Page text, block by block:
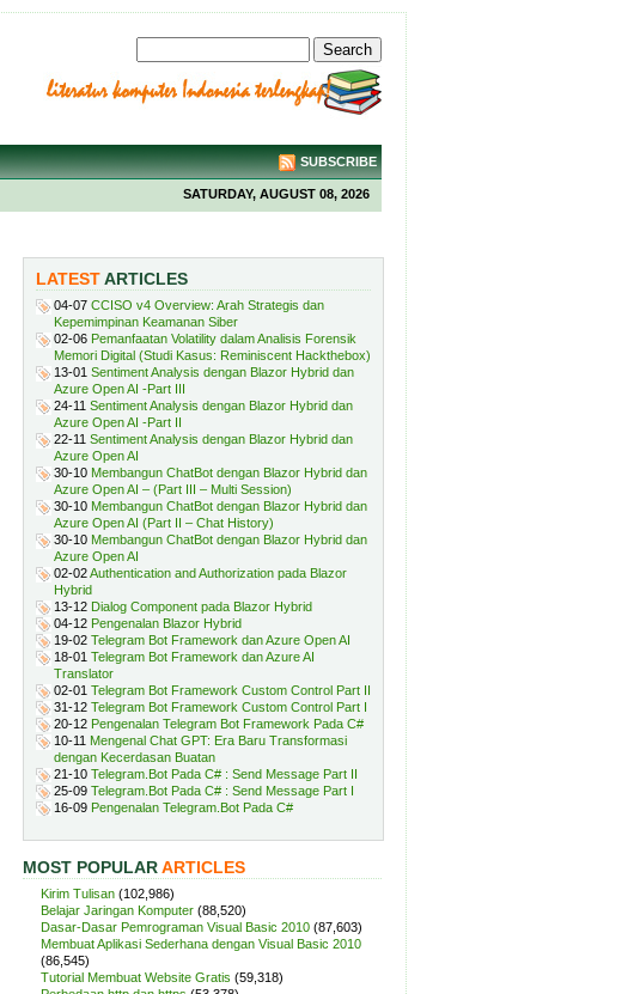
SUBSCRIBE
SATURDAY, AUGUST 08, 2026
LATESTARTICLES
04-07 CCISO v4 Overview: Arah Strategis dan
Kepemimpinan Keamanan Siber
02-06 Pemanfaatan Volatility dalam Analisis Forensik
Memori Digital (Studi Kasus: Reminiscent Hackthebox)
13-01 Sentiment Analysis dengan Blazor Hybrid dan
Azure Open AI -Part III
24-11 Sentiment Analysis dengan Blazor Hybrid dan
Azure Open AI -Part II
22-11 Sentiment Analysis dengan Blazor Hybrid dan
Azure Open AI
30-10 Membangun ChatBot dengan Blazor Hybrid dan
Azure Open AI – (Part III – Multi Session)
30-10 Membangun ChatBot dengan Blazor Hybrid dan
Azure Open AI (Part II – Chat History)
30-10 Membangun ChatBot dengan Blazor Hybrid dan
Azure Open AI
02-02Authentication and Authorization pada Blazor
Hybrid
13-12 Dialog Component pada Blazor Hybrid
04-12 Pengenalan Blazor Hybrid
19-02 Telegram Bot Framework dan Azure Open AI
18-01 Telegram Bot Framework dan Azure AI
Translator
02-01 Telegram Bot Framework Custom Control Part II
31-12 Telegram Bot Framework Custom Control Part I
20-12 Pengenalan Telegram Bot Framework Pada C#
10-11 Mengenal Chat GPT: Era Baru Transformasi
dengan Kecerdasan Buatan
21-10 Telegram.Bot Pada C# : Send Message Part II
25-09 Telegram.Bot Pada C# : Send Message Part I
16-09 Pengenalan Telegram.Bot Pada C#
MOST POPULARARTICLES
Kirim Tulisan (102,986)
Belajar Jaringan Komputer (88,520)
Dasar-Dasar Pemrograman Visual Basic 2010 (87,603)
Membuat Aplikasi Sederhana dengan Visual Basic 2010
(86,545)
Tutorial Membuat Website Gratis (59,318)